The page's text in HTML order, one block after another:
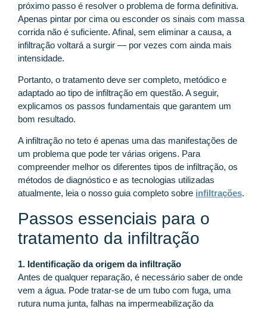
próximo passo é resolver o problema de forma definitiva.
Apenas pintar por cima ou esconder os sinais com massa
corrida não é suficiente. Afinal, sem eliminar a causa, a
infiltração voltará a surgir — por vezes com ainda mais
intensidade.
Portanto, o tratamento deve ser completo, metódico e
adaptado ao tipo de infiltração em questão. A seguir,
explicamos os passos fundamentais que garantem um
bom resultado.
A infiltração no teto é apenas uma das manifestações de
um problema que pode ter várias origens. Para
compreender melhor os diferentes tipos de infiltração, os
métodos de diagnóstico e as tecnologias utilizadas
atualmente, leia o nosso guia completo sobre infiltrações.
Passos essenciais para o
tratamento da infiltração
1. Identificação da origem da infiltração
Antes de qualquer reparação, é necessário saber de onde
vem a água. Pode tratar-se de um tubo com fuga, uma
rutura numa junta, falhas na impermeabilização da